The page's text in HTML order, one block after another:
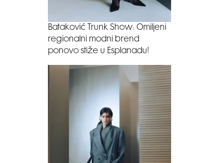
Bataković Trunk Show: Omiljeni
regionalni modni brend
ponovo stiže u Esplanadu!